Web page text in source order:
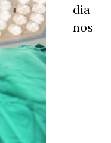
día
nos